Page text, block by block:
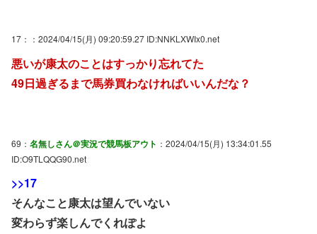
17： ：2024/04/15(月) 09:20:59.27 ID:NNKLXWIx0.net
悪いが康太のことはすっかり忘れてた
49日過ぎるまで馬券買わなければいいんだな？
69： 名無しさん＠実況で競馬板アウト ：2024/04/15(月) 13:34:01.55
ID:O9TLQQG90.net
>>17
そんなこと康太は望んでいない
変わらず楽しんでくれぽよ